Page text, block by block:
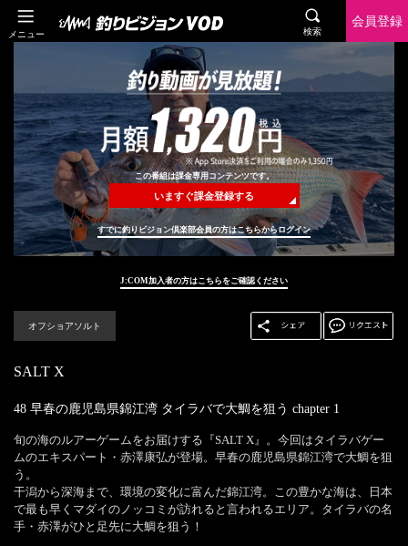
メニュー 検索
会員登録
この番組は課金専用コンテンツです。
いますぐ課金登録する
すでに釣りビジョン倶楽部会員の方はこちらからログイン
J:COM加入者の方はこちらをご確認ください
オフショアソルト
SALT X
48 早春の鹿児島県錦江湾 タイラバで大鯛を狙う chapter 1
旬の海のルアーゲームをお届けする『SALT X』。今回はタイラバゲー
ムのエキスパート・赤澤康弘が登場。早春の鹿児島県錦江湾で大鯛を狙
う。
干潟から深海まで、環境の変化に富んだ錦江湾。この豊かな海は、日本
で最も早くマダイのノッコミが訪れると言われるエリア。タイラバの名
手・赤澤がひと足先に大鯛を狙う！